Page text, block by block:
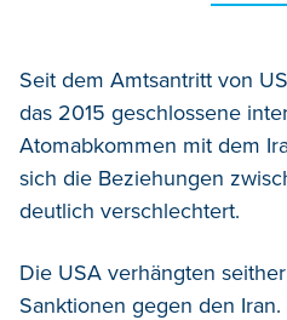
Seit dem Amtsantritt von
das 2015 geschlossene
Atomabkommen mit dem
sich die Beziehungen
deutlich verschlechtert.
Die USA verhängten
Sanktionen gegen den Iran.